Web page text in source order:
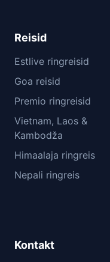
Reisid
Estlive ringreisid
Goa reisid
Premio ringreisid
Vietnam, Laos &
Kambodža
Himaalaja ringreis
Nepali ringreis
Kontakt